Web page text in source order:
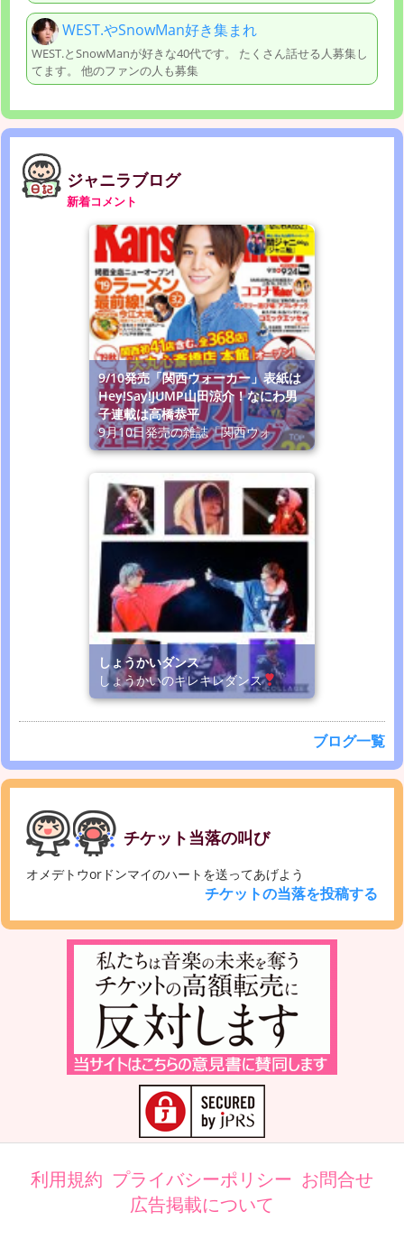
WEST.やSnowMan好き集まれ
WEST.とSnowManが好きな40代です。 たくさん話せる人募集し
てます。 他のファンの人も募集
ジャニラブログ
新着コメント
9/10発売「関西ウォーカー」表紙は
Hey!Say!JUMP山田涼介！なにわ男
子連載は高橋恭平
9月10日発売の雑誌「関西ウォ
しょうかいダンス
しょうかいのキレキレダンス
ブログ一覧
チケット当落の叫び
オメデトウorドンマイのハートを送ってあげよう
チケットの当落を投稿する
利用規約 プライバシーポリシー お問合せ
広告掲載について